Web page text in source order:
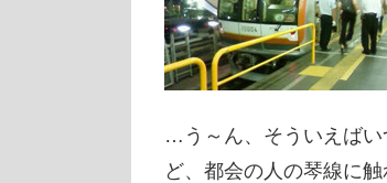
…う～ん、そういえば
ど、都会の人の琴線に